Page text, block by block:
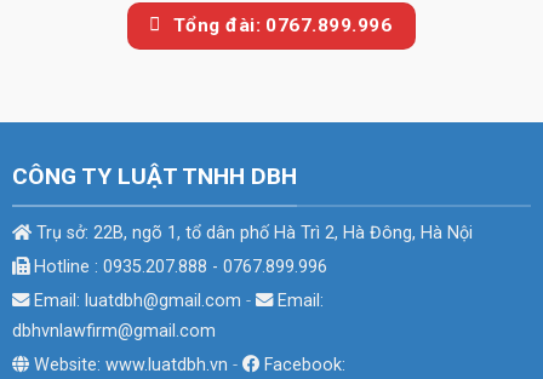
Tổng đài: 0767.899.996
CÔNG TY LUẬT TNHH DBH
Trụ sở: 22B, ngõ 1, tổ dân phố Hà Trì 2, Hà Đông, Hà Nội
Hotline : 0935.207.888 - 0767.899.996
Email: luatdbh@gmail.com -
Email:
dbhvnlawfirm@gmail.com
Website: www.luatdbh.vn -
Facebook: